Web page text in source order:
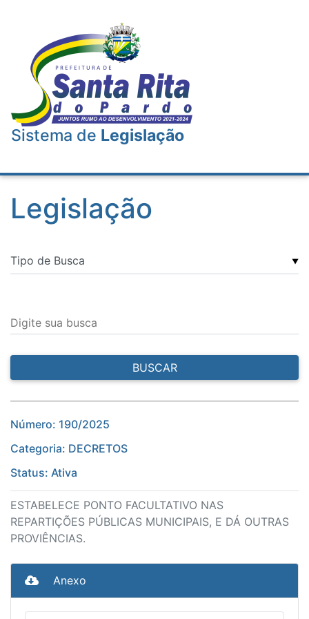
Sistema de Legislação
Legislação
▼
Digite sua busca
BUSCAR
Número: 190/2025
Categoria: DECRETOS
Status: Ativa
ESTABELECE PONTO FACULTATIVO NAS
REPARTIÇÕES PÚBLICAS MUNICIPAIS, E DÁ OUTRAS
PROVIÊNCIAS.
Anexo